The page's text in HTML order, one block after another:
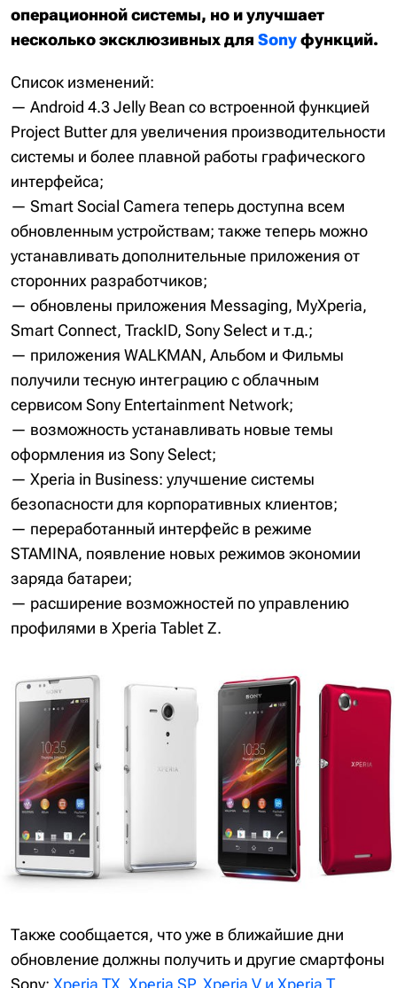
операционной системы, но и улучшает
несколько эксклюзивных для Sonyфункций.
Список изменений:
— Android 4.3 Jelly Bean со встроенной функцией
Project Butter для увеличения производительности
системы и более плавной работы графического
интерфейса;
— Smart Social Camera теперь доступна всем
обновленным устройствам; также теперь можно
устанавливать дополнительные приложения от
сторонних разработчиков;
— обновлены приложения Messaging, MyXperia,
Smart Connect, TrackID, Sony Select и т.д.;
— приложения WALKMAN, Альбом и Фильмы
получили тесную интеграцию с облачным
сервисом Sony Entertainment Network;
— возможность устанавливать новые темы
оформления из Sony Select;
— Xperia in Business: улучшение системы
безопасности для корпоративных клиентов;
— переработанный интерфейс в режиме
STAMINA, появление новых режимов экономии
заряда батареи;
— расширение возможностей по управлению
профилями в Xperia Tablet Z.
Также сообщается, что уже в ближайшие дни
обновление должны получить и другие смартфоны
Sony: Xperia TX Xperia SP, Xperia V и Xperia T.